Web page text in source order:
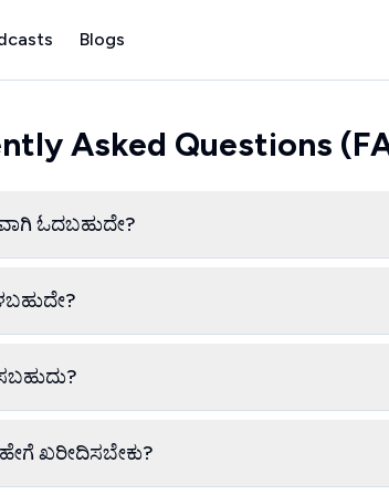
Blogs
Asked Questions
ಓದಬಹುದೇ?
ಖರೀದಿಸಬೇಕು?